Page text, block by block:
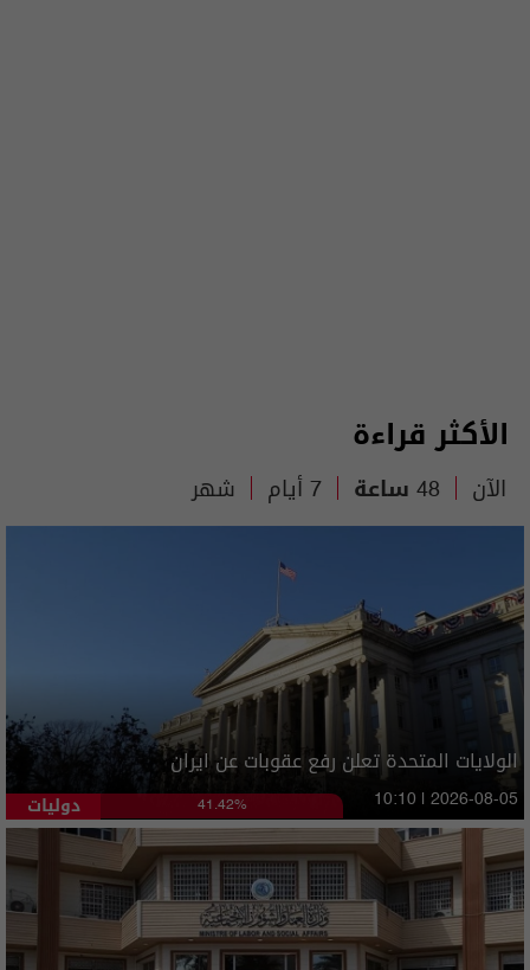
الأكثر قراءة
الآن 48 ساعة 7 أيام شهر
الولايات المتحدة تعلن رفع عقوبات عن ايران
دوليات 41.42% 10:10 | 2026-08-05